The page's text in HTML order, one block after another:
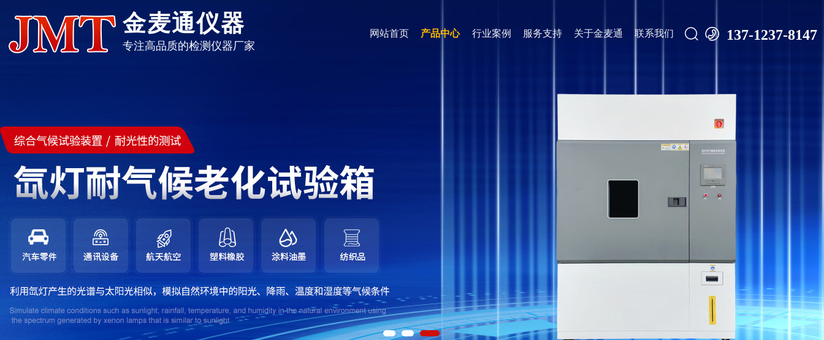
金麦通仪器
专注高品质的检测仪器厂家
网站首页 产品中心 行业案例 服务支持 关于金麦通 联系我们   137-1237-8147